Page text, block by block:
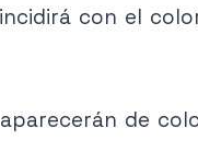
con el
de